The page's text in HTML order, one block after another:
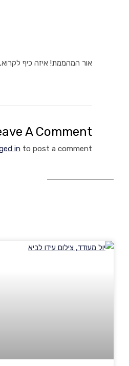
אור המהממת! איזה כיף
A Comment
in to post a comment.